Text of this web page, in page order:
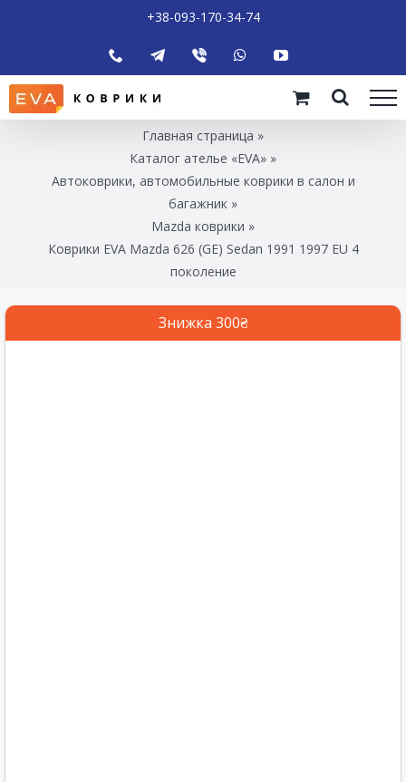
+38-093-170-34-74
Главная страница »
Каталог ателье «EVA» »
Автоковрики, автомобильные коврики в салон и
багажник »
Mazda коврики »
Коврики EVA Mazda 626 (GE) Sedan 1991 1997 EU 4
поколение
Знижка 300₴